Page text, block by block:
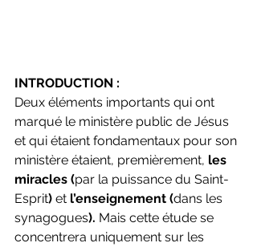
INTRODUCTION :
Deux éléments importants qui ont
marqué le ministère public de Jésus
et qui étaient fondamentaux pour son
ministère étaient, premièrement, les
miracles (par la puissance du Saint-
Esprit) et l’enseignement (dans les
synagogues). Mais cette étude se
concentrera uniquement sur les